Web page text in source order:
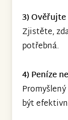
3)
Zjistěte,
potřebná.
4) Peníze
být